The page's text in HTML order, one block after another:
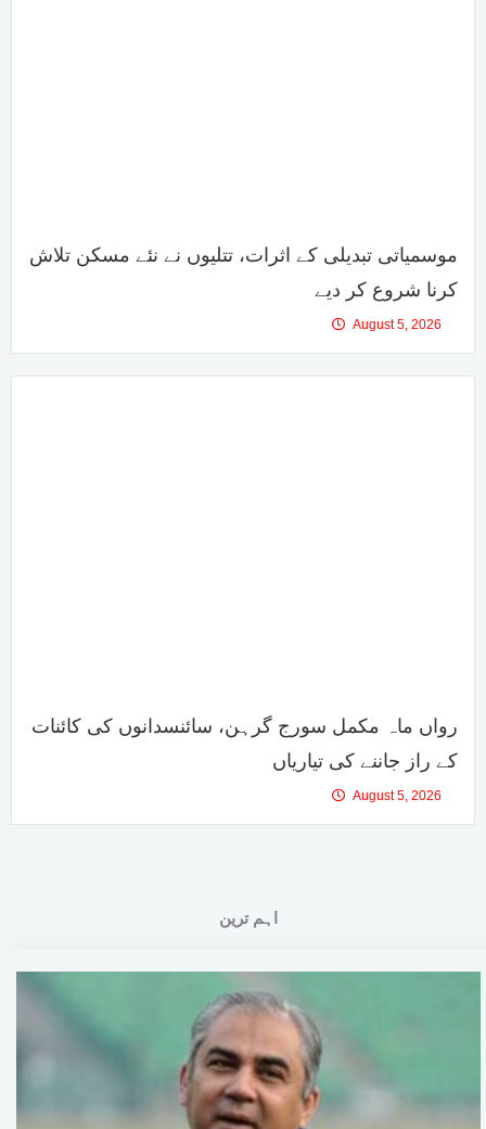
موسمیاتی تبدیلی کے اثرات، تتلیوں نے نئے مسکن تلاش
کرنا شروع کر دیے
August 5, 2026
رواں ماہ مکمل سورج گرہن، سائنسدانوں کی کائنات
کے راز جاننے کی تیاریاں
August 5, 2026
اہم ترین